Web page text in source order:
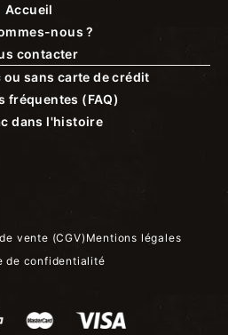
Accueil
nous ?
contacter
ou sans carte de crédit
fréquentes (FAQ)
dans l'histoire
vente (CGV) Mentions légales
de confidentialité